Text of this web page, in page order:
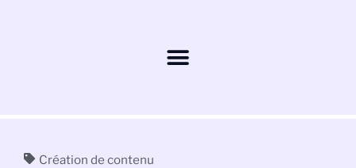
Création de contenu